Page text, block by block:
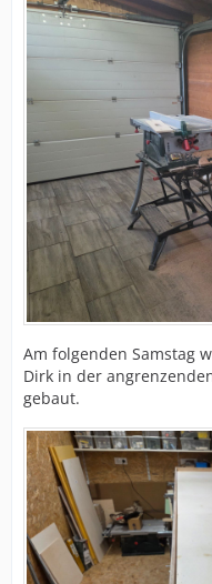
Am folgenden Samstag
Dirk in der
gebaut.